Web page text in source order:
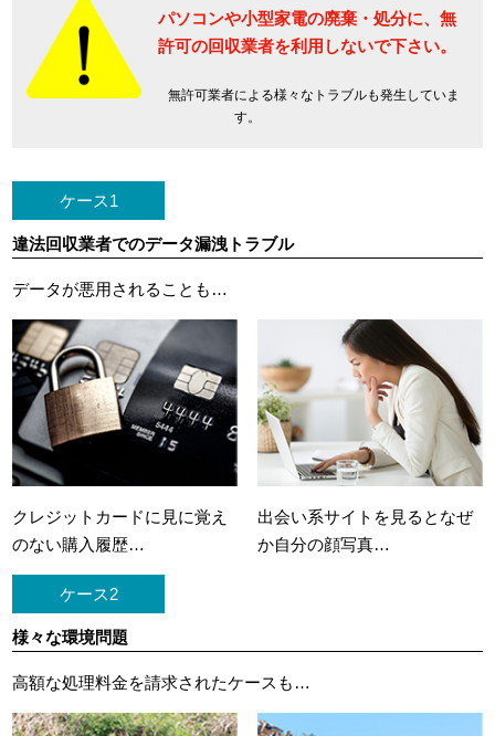
パソコンや小型家電の廃棄・処分に、 無
許可の回収業者を利用しないで下さい。
無許可業者による様々なトラブルも発生していま
す。
ケース1
違法回収業者でのデータ漏洩トラブル
データが悪用されることも…
クレジットカードに 見に覚え
のない購入履歴…
出会い系サイトを見ると なぜ
か自分の顔写真…
ケース2
様々な環境問題
高額な処理料金を請求されたケースも…